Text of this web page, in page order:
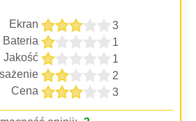
Ekran
3
Bateria
1
Jakość
1
2
Cena
3